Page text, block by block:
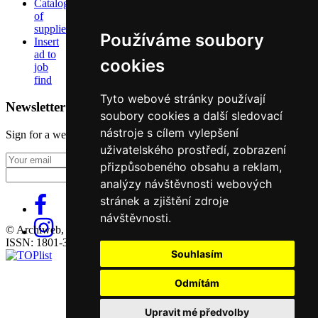
Používáme soubory
cookies
Tyto webové stránky používají
soubory cookies a další sledovací
nástroje s cílem vylepšení
uživatelského prostředí, zobrazení
přizpůsobeného obsahu a reklam,
analýzy návštěvnosti webových
stránek a zjištění zdroje
návštěvnosti.
Souhlasím
Odmítám
Upravit mé předvolby
Catalog
of
suppliers
Insert
ad to
job
find
Newsletter
Sign for a weekly newsletter:
Fill in „nospam“
© Archiweb, s.r.o. 1997-2026
ISSN: 1801-3902